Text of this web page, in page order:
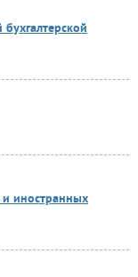
иностранных